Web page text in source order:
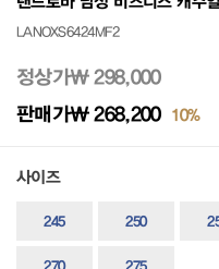
LANOXS6424MF2
정상가₩ 298,000
판매가₩ 268,200 10%
사이즈
245 250
270 275